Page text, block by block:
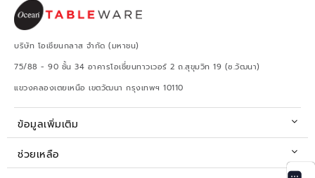
บริษัท โอเชียนกลาส จำกัด (มหาชน)
75/88 - 90 ชั้น 34 อาคารโอเชี่ยนทาวเวอร์ 2 ถ.สุขุมวิท 19 (ซ.วัฒนา)
แขวงคลองเตยเหนือ เขตวัฒนา กรุงเทพฯ 10110
ข้อมูลเพิ่มเติม
ช่วยเหลือ